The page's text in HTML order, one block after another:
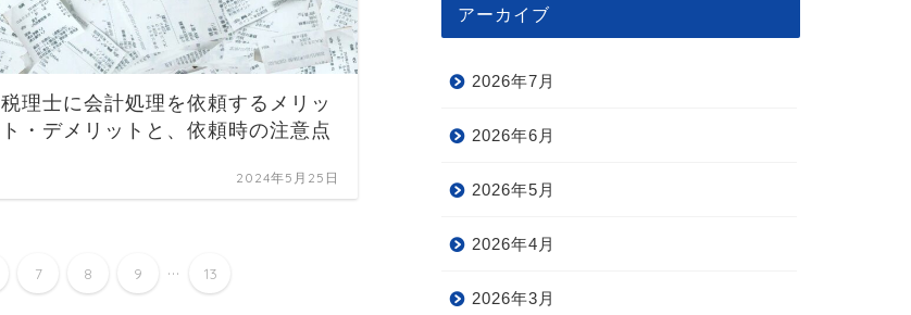
税理士に会計処理を依頼するメリッ
ト・デメリットと、依頼時の注意点
2024年5月25日
7 8 9 ... 13
アーカイブ
2026年7月
2026年6月
2026年5月
2026年4月
2026年3月